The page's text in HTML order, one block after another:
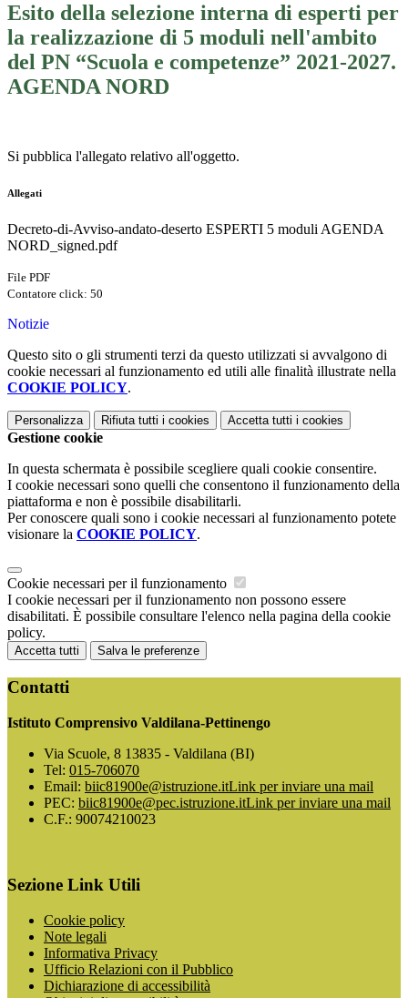
Esito della selezione interna di esperti per
la realizzazione di 5 moduli nell'ambito
del PN “Scuola e competenze” 2021-2027.
AGENDA NORD
Si pubblica l'allegato relativo all'oggetto.
Allegati
Decreto-di-Avviso-andato-deserto ESPERTI 5 moduli AGENDA
NORD_signed.pdf
File PDF
Contatore click: 50
Notizie
Questo sito o gli strumenti terzi da questo utilizzati si avvalgono di
cookie necessari al funzionamento ed utili alle finalità illustrate nella
COOKIE POLICY.
Personalizza Rifiuta tutti i cookies Accetta tutti i cookies
Gestione cookie
In questa schermata è possibile scegliere quali cookie consentire.
I cookie necessari sono quelli che consentono il funzionamento della
piattaforma e non è possibile disabilitarli.
Per conoscere quali sono i cookie necessari al funzionamento potete
visionare la COOKIE POLICY.
Cookie necessari per il funzionamento
I cookie necessari per il funzionamento non possono essere
disabilitati. È possibile consultare l'elenco nella pagina della cookie
policy.
Accetta tutti Salva le preferenze
Contatti
Istituto Comprensivo Valdilana-Pettinengo
Via Scuole, 8 13835 - Valdilana (BI)
Tel: 015-706070
Email: biic81900e@istruzione.itLink per inviare una mail
PEC: biic81900e@pec.istruzione.itLink per inviare una mail
C.F.: 90074210023
Sezione Link Utili
Cookie policy
Note legali
Informativa Privacy
Ufficio Relazioni con il Pubblico
Dichiarazione di accessibilità